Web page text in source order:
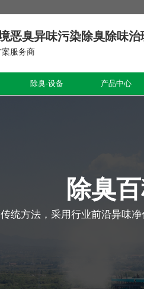
恶臭异味污染除臭除味治
服务商
除臭·设备 产品中心
除臭
统方法，采用行业前沿异味净